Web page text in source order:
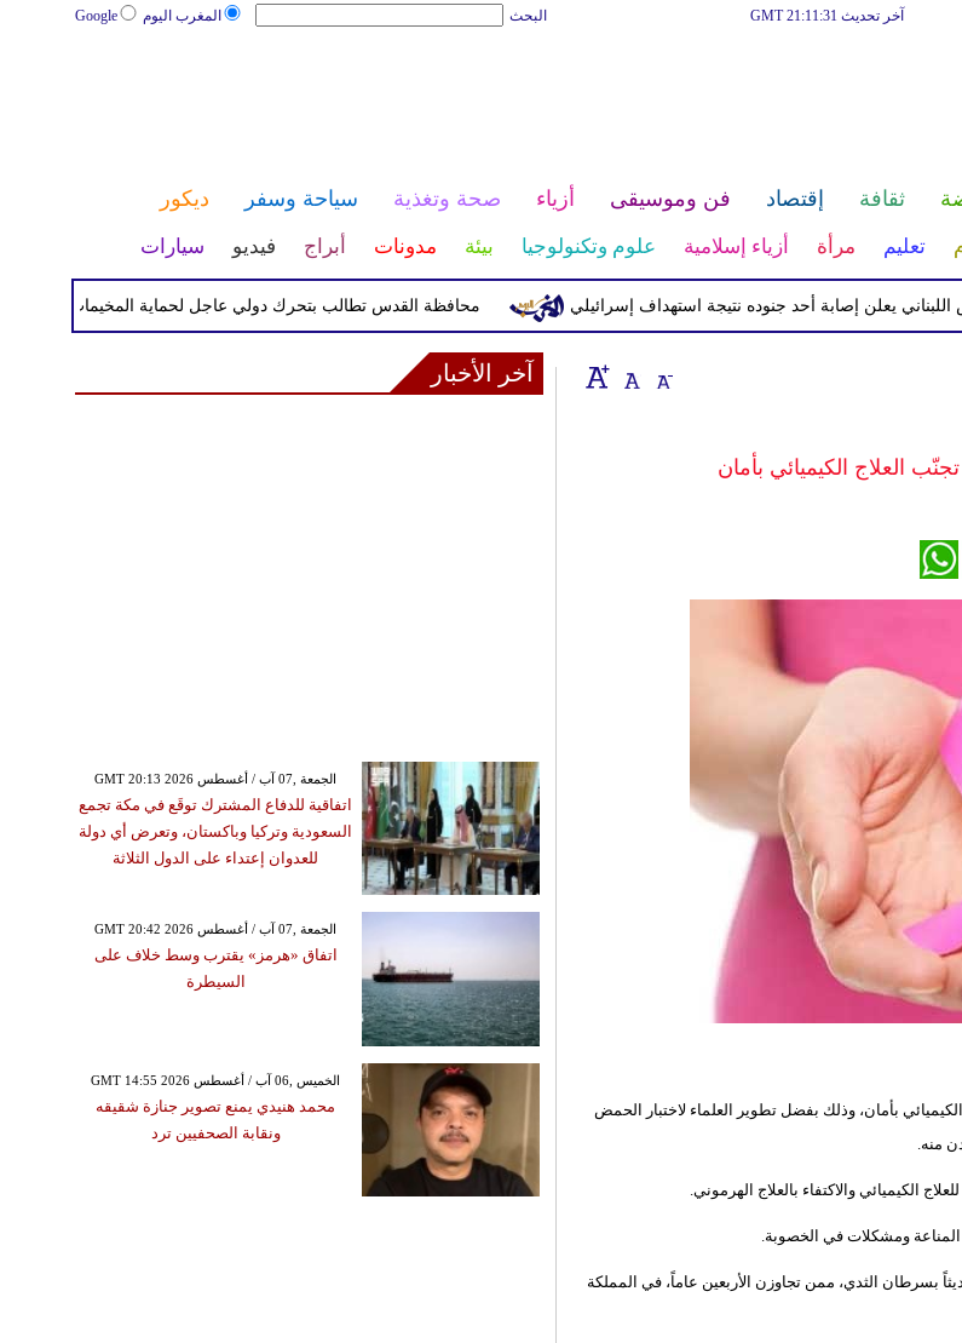
المغرب اليوم Google البحث آخر تحديث GMT 21:11:31
ثقافة إقتصاد فن وموسيقى أزياء صحة وتغذية سياحة وسفر ديكور
تعليم مرأة أزياء إسلامية علوم وتكنولوجيا بيئة مدونات أبراج فيديو سيارات
محافظة القدس تطالب بتحرك دولي عاجل لحماية المخيمات الفلسطينية يعلن إصابة أحد جنوده نتيجة استهداف إسرائيلي
العلاج الكيميائي بأمان
بأمان، وذلك بفضل تطوير العلماء لاختبار الحمض
منه.
الكيميائي والاكتفاء بالعلاج الهرموني.
ومشكلات في الخصوبة.
أكثر من 4000 مريضة شُخِّصت إصابتهن حديثاً بسرطان الثدي، ممن تجاوزن الأربعين عاماً، في المملكة
آخر الأخبار
GMT 20:13 2026 الجمعة ,07 آب / أغسطس
اتفاقية للدفاع المشترك توقَع في مكة تجمع
السعودية وتركيا وباكستان، وتعرض أي دولة
للعدوان إعتداء على الدول الثلاثة
GMT 20:42 2026 الجمعة ,07 آب / أغسطس
اتفاق «هرمز» يقترب وسط خلاف على
السيطرة
GMT 14:55 2026 الخميس ,06 آب / أغسطس
محمد هنيدي يمنع تصوير جنازة شقيقه
ونقابة الصحفيين ترد